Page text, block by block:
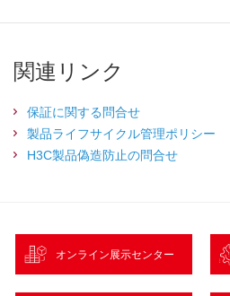
関連リンク
保証に関する問合せ
製品ライフサイクル管理ポリシー
H3C製品偽造防止の問合せ
オンライン展示センター